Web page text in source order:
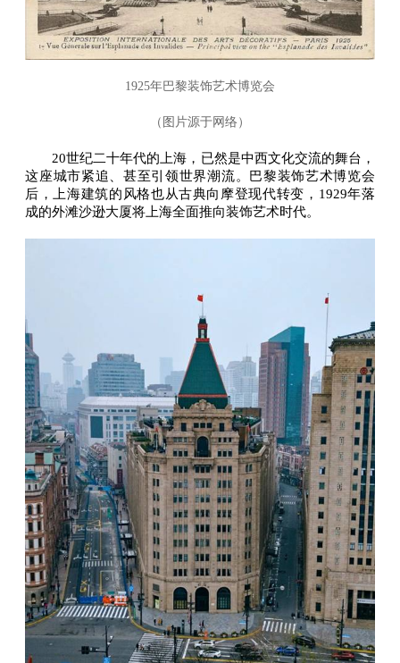
1925年巴黎装饰艺术博览会
（图片源于网络）
20世纪二十年代的上海，已然是中西文化交流的舞台，
这座城市紧追、甚至引领世界潮流。巴黎装饰艺术博览会
后，上海建筑的风格也从古典向摩登现代转变，1929年落
成的外滩沙逊大厦将上海全面推向装饰艺术时代。